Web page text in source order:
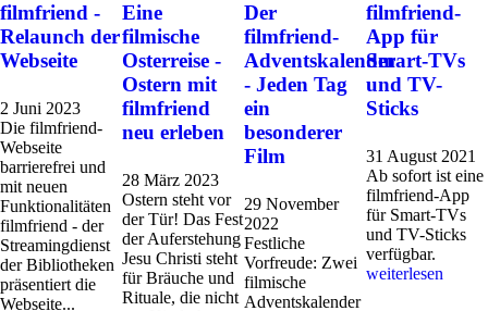
filmfriend -
Relaunch der
Webseite
2 Juni 2023
Die filmfriend-
Webseite
barrierefrei und
mit neuen
Funktionalitäten
filmfriend - der
Streamingdienst
der Bibliotheken
präsentiert die
Webseite...
Eine
filmische
Osterreise -
Ostern mit
filmfriend
neu erleben
28 März 2023
Ostern steht vor
der Tür! Das Fest
der Auferstehung
Jesu Christi steht
für Bräuche und
Rituale, die nicht
Der
filmfriend-
Adventskalender
- Jeden Tag
ein
besonderer
Film
29 November
2022
Festliche
Vorfreude: Zwei
filmische
Adventskalender
filmfriend-
App für
Smart-TVs
und TV-
Sticks
31 August 2021
Ab sofort ist eine
filmfriend-App
für Smart-TVs
und TV-Sticks
verfügbar.
weiterlesen